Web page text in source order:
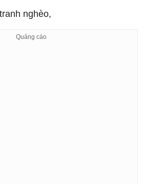
nghèo,